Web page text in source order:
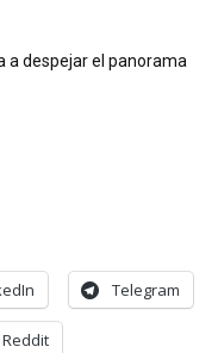
a despejar el panorama
Telegram
Reddit